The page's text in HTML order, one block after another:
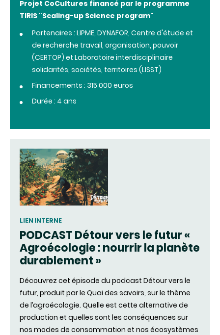
Projet CoCultures financé par le programme
TIRIS "Scaling-up Science program"
Partenaires : LIPME, DYNAFOR, Centre d'étude et
de recherche travail, organisation, pouvoir
(CERTOP) et Laboratoire interdisciplinaire
solidarités, sociétés, territoires (LISST)
Financements : 315 000 euros
Durée : 4 ans
LIEN INTERNE
PODCAST Détour vers le futur «
Agroécologie : nourrir la planète
durablement »
Découvrez cet épisode du podcast Détour vers le
futur, produit par le Quai des savoirs, sur le thème
de l’agroécologie. Quelle est cette alternative de
production et quelles sont les conséquences sur
nos modes de consommation et nos écosystèmes